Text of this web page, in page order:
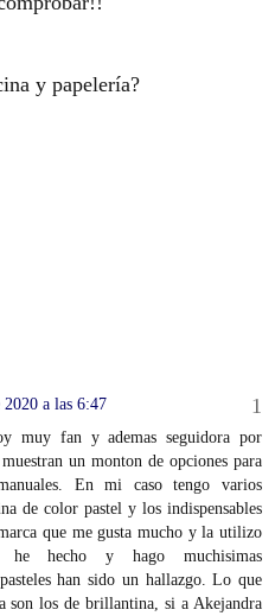
y papelería?
2020 a las 6:47
muy fan y ademas seguidora por
un monton de opciones para
En mi caso tengo varios
de color pastel y los indispensables
que me gusta mucho y la utilizo
he hecho y hago muchisimas
han sido un hallazgo. Lo que
son los de brillantina, si a Akejandra